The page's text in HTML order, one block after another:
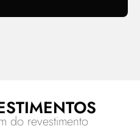
do revestimento